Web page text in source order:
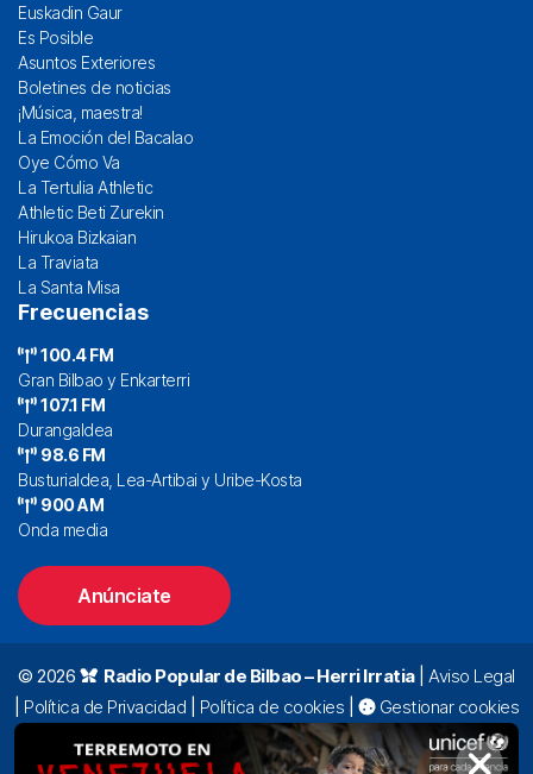
Euskadin Gaur
Es Posible
Asuntos Exteriores
Boletines de noticias
¡Música, maestra!
La Emoción del Bacalao
Oye Cómo Va
La Tertulia Athletic
Athletic Beti Zurekin
Hirukoa Bizkaian
La Traviata
La Santa Misa
Frecuencias
100.4 FM
Gran Bilbao y Enkarterri
107.1 FM
Durangaldea
98.6 FM
Busturialdea, Lea-Artibai y Uribe-Kosta
900 AM
Onda media
Anúnciate
© 2026 Radio Popular de Bilbao – Herri Irratia|Aviso Legal
Política de Privacidad Política de cookies
Gestionar cookies
Alda. Mazarredo, 47 – 7º 48009 Bilbao |
94 423 92 00|
oyentes@radiopopular.com